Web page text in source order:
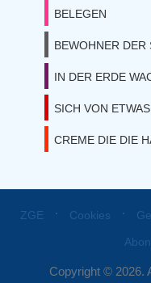
BELEGEN
BEWOHNER DER
IN DER ERDE
SICH VON
CREME DIE DIE
ZGE ⋅ Cookies ⋅
Copyright © 2026.